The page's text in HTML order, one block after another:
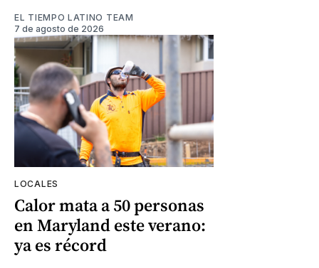
EL TIEMPO LATINO TEAM
7 de agosto de 2026
LOCALES
Calor mata a 50 personas
en Maryland este verano:
ya es récord